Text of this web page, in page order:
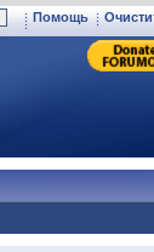
Помощь